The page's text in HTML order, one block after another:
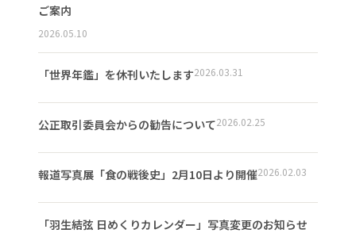
ご案内
2026.05.10
「世界年鑑」を休刊いたします2026.03.31
公正取引委員会からの勧告について2026.02.25
報道写真展「食の戦後史」2月10日より開催2026.02.03
「羽生結弦 日めくりカレンダー」写真変更のお知らせ